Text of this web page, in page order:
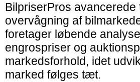
BilpriserPros
overvågning af
foretager løbende
engrospriser og
markedsforhold, idet
marked følges tæt.